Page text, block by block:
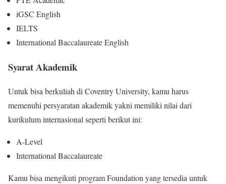
iGSC English
IELTS
International Baccalaureate English
Syarat Akademik
Untuk bisa berkuliah di Coventry University, kamu harus
memenuhi persyaratan akademik yakni memiliki nilai dari
kurikulum internasional seperti berikut ini:
A-Level
International Baccalaureate
Kamu bisa mengikuti program Foundation yang tersedia untuk